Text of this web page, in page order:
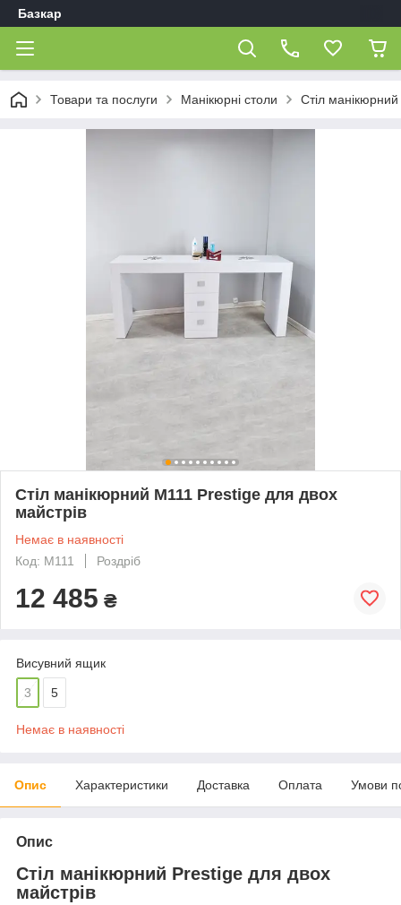
Базкар
Товари та послуги Манікюрні столи Стіл
Стіл манікюрний М111 Prestige для двох
майстрів
Немає в наявності
Код: M111
Роздріб
12 485 ₴
Висувний ящик
3 5
Немає в наявності
Опис Характеристики Доставка Оплата Умови
Опис
Стіл манікюрний Prestige для двох
майстрів